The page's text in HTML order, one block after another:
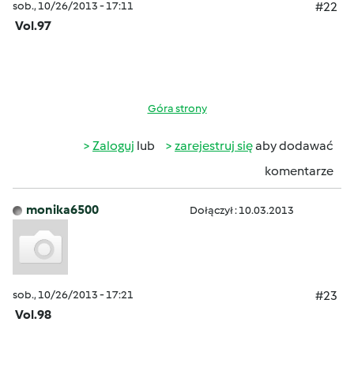
sob., 10/26/2013 - 17:11
#22
Vol.97
Góra strony
Zaloguj lub zarejestruj sięaby dodawać
komentarze
monika6500 Dołączył : 10.03.2013
sob., 10/26/2013 - 17:21
#23
Vol.98